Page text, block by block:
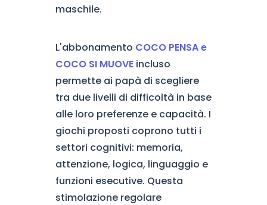
maschile.
L'abbonamento COCO PENSA e
COCO SI MUOVEincluso
permette ai papà di scegliere
tra due livelli di difficoltà in base
alle loro preferenze e capacità. I
giochi proposti coprono tutti i
settori cognitivi: memoria,
attenzione, logica, linguaggio e
funzioni esecutive. Questa
stimolazione regolare